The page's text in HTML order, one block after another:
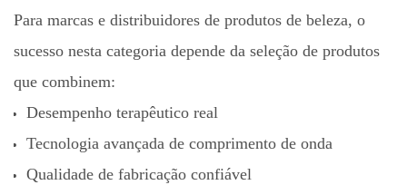
Para marcas e distribuidores de produtos de beleza, o
sucesso nesta categoria depende da seleção de produtos
que combinem:
Desempenho terapêutico real
Tecnologia avançada de comprimento de onda
Qualidade de fabricação confiável